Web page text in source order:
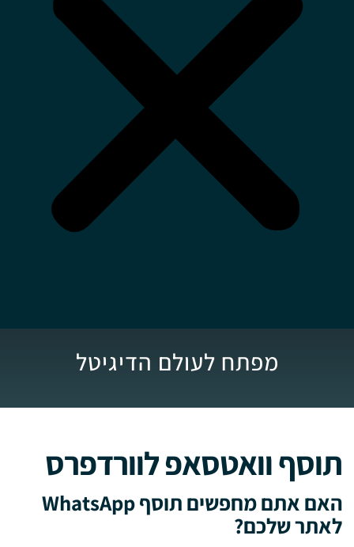
מפתח לעולם הדיגיטל
תוסף וואטסאפ לוורדפרס
האם אתם מחפשים תוסף WhatsApp
לאתר שלכם?